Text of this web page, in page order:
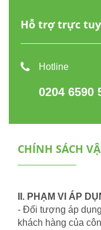
Hỗ trợ trực
Hotline
0204 6590
CHÍNH SÁCH
II. PHẠM VI ÁP
- Đối tượng áp
khách hàng của